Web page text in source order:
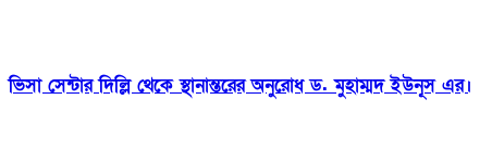
ভিসা সেন্টার দিল্লি থেকে স্থানান্তরের অনুরোধ ড. মুহাম্মদ ইউনূস এর।